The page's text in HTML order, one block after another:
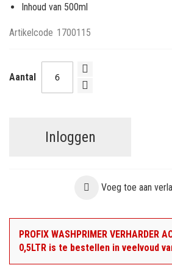
Inhoud van 500ml
Artikelcode 1700115
Aantal
Inloggen
Voeg toe aan
PROFIX WASHPRIMER VERHARDER
0,5LTR is te bestellen in veelvoud